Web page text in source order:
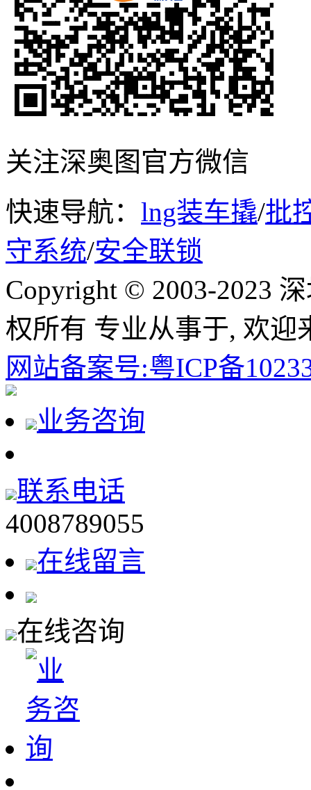
关注深奥图官方微信
快速导航： lng装车撬/批
守系统/安全联锁
Copyright © 2003-2023
权所有 专业从事于, 欢迎
网站备案号:粤ICP备
业务咨询
联系电话
4008789055
在线留言
在线咨询